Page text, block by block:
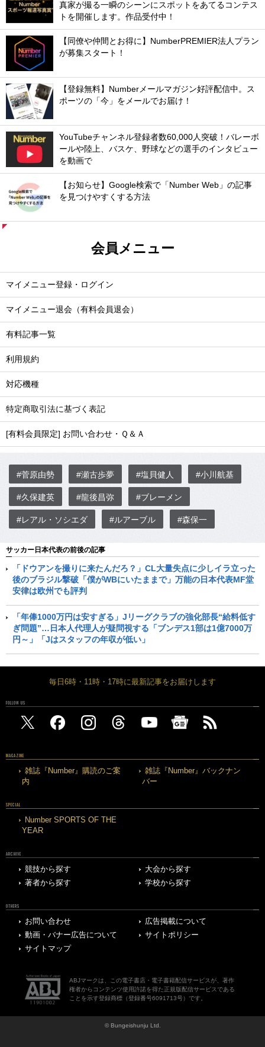
真家が撮る一瞬のシーンにスポットをあてるコンテス
トを開催します。作品受付中！
【同僚や仲間とお得に】NumberPREMIER法人プラン
が募集スタート！
【登録無料】Numberメールマガジン好評配信中。ス
ポーツの「今」をメールでお届け！
YouTubeチャンネル登録者数60,000人突破！バレーボ
ールや陸上、バスケ、野球などの選手のインタビュー
を動画で
【お知らせ】Google検索で「Number Web」の記事
を見つけやすくする方法
会員メニュー
マイメニュー登録・ログイン
マイメニュー退会（有料会員退会）
有料記事一覧
利用規約
対応機種
特定商取引法に基づく表記
[有料会員限定] お問い合わせ・Ｑ＆Ａ
#菅原由勢 #瀬古歩夢 #塩貝健人 #小川航基
#久保建英 #龍後昌弥 #ブレーメン
#レアル・ソシエダ #ルアーブル #森保一
サッカー日本代表の前後の記事
「ドウアンを撮りに来たんだろ？」CL大量失点に少しイラ立った
後のブラジル撃破「僕がWBにいたままで」万能の日本代表MF堂
安律は欧州でも評判
「年俸1000万円は安すぎる」Jリーグクラブの強化部長“給料低す
ぎ問題”…日本人代理人が疑問視する「ブンデス1部は1億7000万
円～」「Jはスタッフの年収が低い」
毎日6時・11時・17時に最新記事をお届けします
FOLLOW US
MAGAZINE
雑誌『Number』購読のご案
内
雑誌『Number』バックナン
バー
SPECIAL
Number SPORTS OF THE
YEAR
ARCHIVE
競技から探す
大会から探す
著者から探す
学校から探す
OTHERS
お問い合わせ
広告掲載について
動画・バナー広告について
サイトポリシー
サイトマップ
ABJマークは、この電子書店・電子書籍配信サービスが、著作
権者からコンテンツ使用許諾を得た正規版配信サービスである
ことを示す登録商標（登録番号6091713号）です。
© Bungeishunju Ltd.